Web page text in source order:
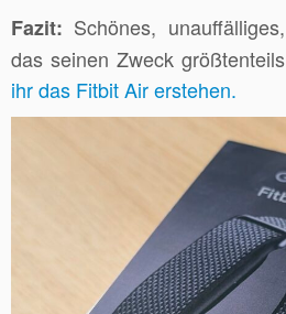
Fazit: Schönes,
das seinen Zweck
ihr das Fitbit Air erstehen.